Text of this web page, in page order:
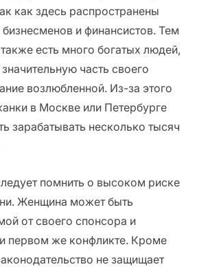
как здесь распространены
и финансистов. Тем
есть много богатых людей,
часть своего
возлюбленной. Из-за этого
в Москве или Петербурге
зарабатывать несколько тысяч
помнить о высоком риске
Женщина может быть
от своего спонсора и
первом же конфликте. Кроме
не защищает